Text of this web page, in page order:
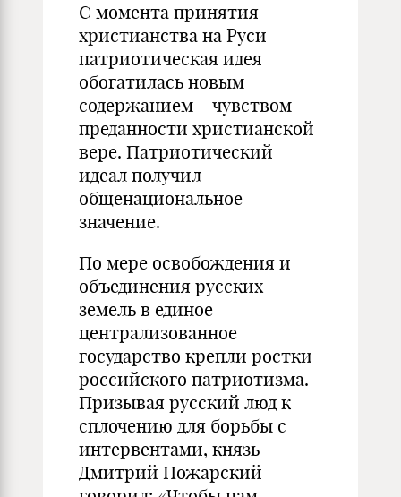
С момента принятия
христианства на Руси
патриотическая идея
обогатилась новым
содержанием – чувством
преданности христианской
вере. Патриотический
идеал получил
общенациональное
значение.
По мере освобождения и
объединения русских
земель в единое
централизованное
государство крепли ростки
российского патриотизма.
Призывая русский люд к
сплочению для борьбы с
интервентами, князь
Дмитрий Пожарский